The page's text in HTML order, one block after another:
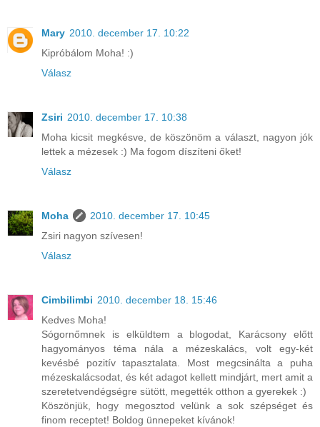
Mary 2010. december 17. 10:22
Kipróbálom Moha! :)
Válasz
Zsiri 2010. december 17. 10:38
Moha kicsit megkésve, de köszönöm a választ, nagyon jók
lettek a mézesek :) Ma fogom díszíteni őket!
Válasz
Moha
2010. december 17. 10:45
Zsiri nagyon szívesen!
Válasz
Cimbilimbi 2010. december 18. 15:46
Kedves Moha!
Sógornőmnek is elküldtem a blogodat, Karácsony előtt
hagyományos téma nála a mézeskalács, volt egy-két
kevésbé pozitív tapasztalata. Most megcsinálta a puha
mézeskalácsodat, és két adagot kellett mindjárt, mert amit a
szeretetvendégségre sütött, megették otthon a gyerekek :)
Köszönjük, hogy megosztod velünk a sok szépséget és
finom receptet! Boldog ünnepeket kívánok!